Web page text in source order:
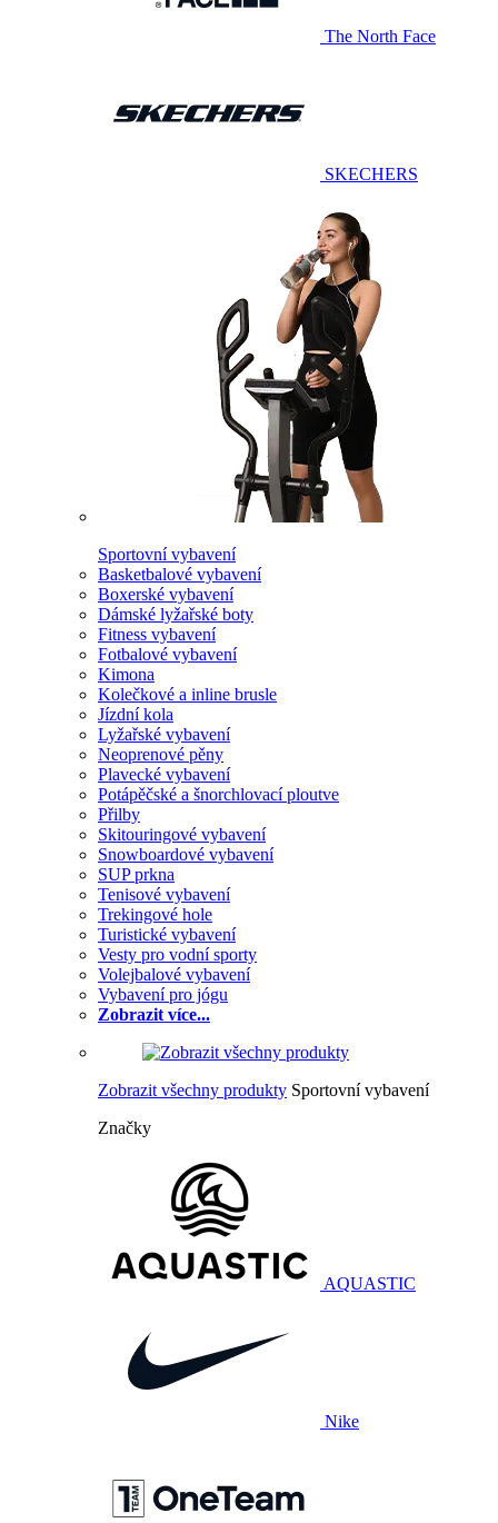
The North Face
SKECHERS
Sportovní vybavení
Basketbalové vybavení
Boxerské vybavení
Dámské lyžařské boty
Fitness vybavení
Fotbalové vybavení
Kimona
Kolečkové a inline brusle
Jízdní kola
Lyžařské vybavení
Neoprenové pěny
Plavecké vybavení
Potápěčské a šnorchlovací ploutve
Přilby
Skitouringové vybavení
Snowboardové vybavení
SUP prkna
Tenisové vybavení
Trekingové hole
Turistické vybavení
Vesty pro vodní sporty
Volejbalové vybavení
Vybavení pro jógu
Zobrazit více...
Zobrazit všechny produkty Sportovní vybavení
Značky
AQUASTIC
Nike